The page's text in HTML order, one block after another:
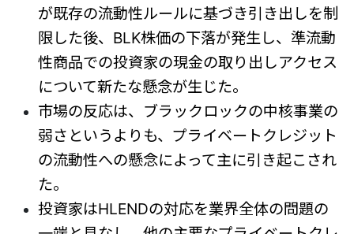
が既存の流動性ルールに基づき引き出しを制
限した後、BLK株価の下落が発生し、準流動
性商品での投資家の現金の取り出しアクセス
について新たな懸念が生じた。
市場の反応は、ブラックロックの中核事業の
弱さというよりも、プライベートクレジット
の流動性への懸念によって主に引き起こされ
た。
投資家はHLENDの対応を業界全体の問題の